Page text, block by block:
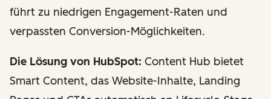
führt zu niedrigen Engagement-Raten und
verpassten Conversion-Möglichkeiten.
Die Lösung von HubSpot: Content Hub bietet
Smart Content, das Website-Inhalte, Landing